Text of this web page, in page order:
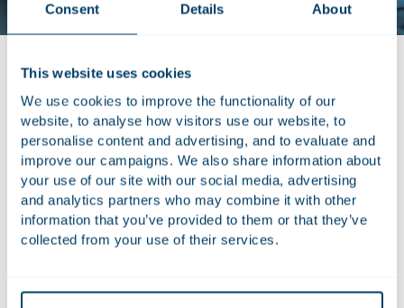
Consent Details About
This website uses cookies
We use cookies to improve the functionality of our
website, to analyse how visitors use our website, to
personalise content and advertising, and to evaluate and
improve our campaigns. We also share information about
your use of our site with our social media, advertising
and analytics partners who may combine it with other
information that you’ve provided to them or that they’ve
collected from your use of their services.
In My Knowledge kunnen onze juristen eenvoudig en op
één plek relevante ontwikkelingen in wet- en regelgeving
raadplegen, zich abonneren op actuele thema’s, juridische
onderwerpen en specifieke wetgevingsdossiers. Ook is het
mogelijk om via persoonlijke e-mail notificaties op de
hoogte te blijven van ontwikkelingen rond wetsvoorstellen,
zoals de publicatie van nieuwe kamerstukken, staatsbladen,